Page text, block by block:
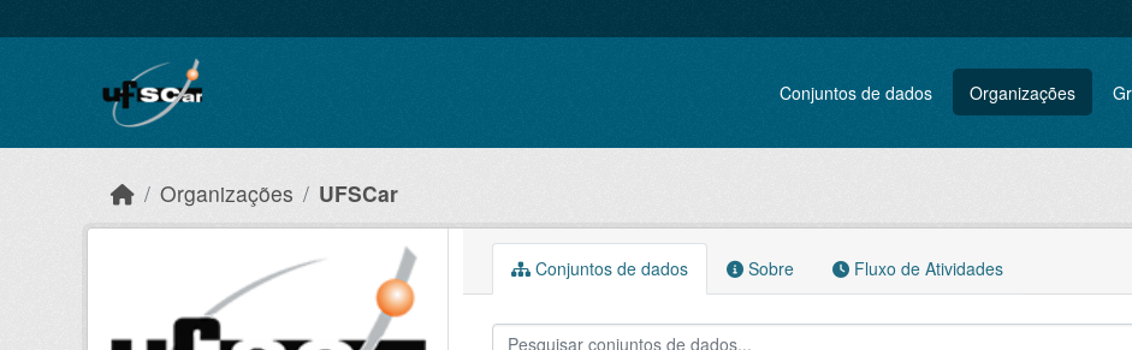
Conjuntos de dados Organizações
Organizações UFSCar
Conjuntos de dados Sobre Fluxo de Atividades